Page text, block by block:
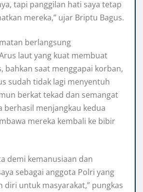
tapi panggilan hati saya tetap
mereka,” ujar Briptu Bagus.
berlangsung
laut yang kuat membuat
bahkan saat menggapai korban,
sudah tidak lagi menyentuh
berkat tekad dan semangat
berhasil menjangkau kedua
mereka kembali ke bibir
demi kemanusiaan dan
sebagai anggota Polri yang
diri untuk masyarakat,” pungkas